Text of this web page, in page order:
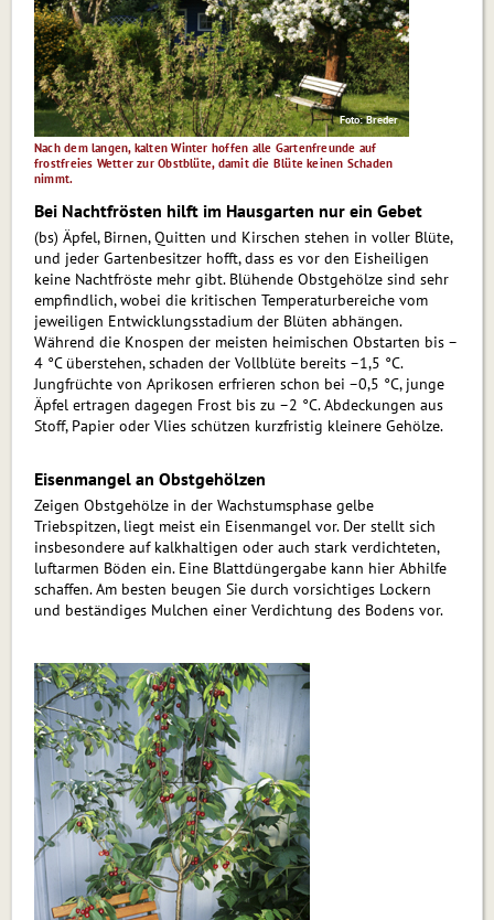
Foto: Breder
Nach dem langen, kalten Winter hoffen alle Gartenfreunde auf
frost­freies Wetter zur Obstblüte, damit die Blüte keinen Schaden
nimmt.
Bei Nachtfrösten hilft im Hausgarten nur ein Gebet
(bs) Äpfel, Birnen, Quitten und Kir­schen stehen in voller Blüte,
und jeder Gartenbesitzer hofft, dass es vor den Eisheiligen
keine Nachtfröste mehr gibt. Blühende Obstgehölze sind sehr
empfindlich, wobei die kritischen Temperaturbereiche vom
jeweiligen Entwicklungsstadium der Blüten abhängen.
Während die Knospen der meisten heimischen Obstarten bis –
4 °C überstehen, schaden der Vollblüte bereits –1,5 °C.
Jungfrüchte von Aprikosen erfrieren schon bei –0,5 °C, junge
Äpfel ertragen dagegen Frost bis zu –2 °C. Abdeckungen aus
Stoff, Papier oder Vlies schützen kurzfristig kleinere Gehölze.
Eisenmangel an Obstgehölzen
Zeigen Obstgehölze in der Wachstumsphase gelbe
Triebspitzen, liegt meist ein Eisenmangel vor. Der stellt sich
insbesondere auf kalkhaltigen oder auch stark verdichteten,
luftarmen Böden ein. Eine Blattdüngergabe kann hier Abhilfe
schaffen. Am besten beugen Sie durch vorsichtiges Lockern
und beständiges Mulchen einer Verdichtung des Bodens vor.